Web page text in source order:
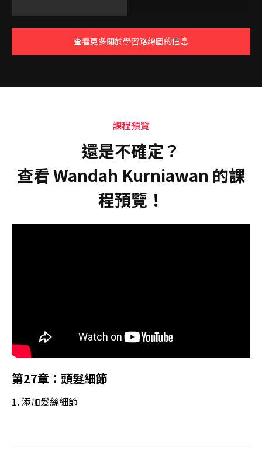
查看更多關於學習路線圖的信息
課程預覽
還是不確定？
查看 Wandah Kurniawan 的課
程預覽！
第27章：頭髮細節
1. 添加髮絲細節